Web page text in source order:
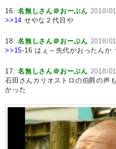
16:名無しさん＠おーぷん 2018/
>>14 せやな２代目や
18:名無しさん＠おーぷん 2018/
>>15-16 はぇ～先代がおったんか
17:名無しさん＠おーぷん 2018/
石田さんカリオストロの伯爵の声
かった